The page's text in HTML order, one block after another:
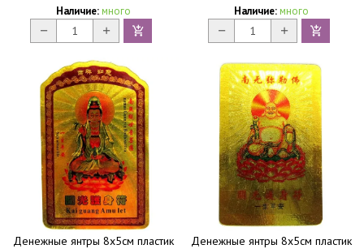
Наличие: много Наличие: много
Денежные янтры 8х5см пластик
Денежные янтры 8х5см пластик